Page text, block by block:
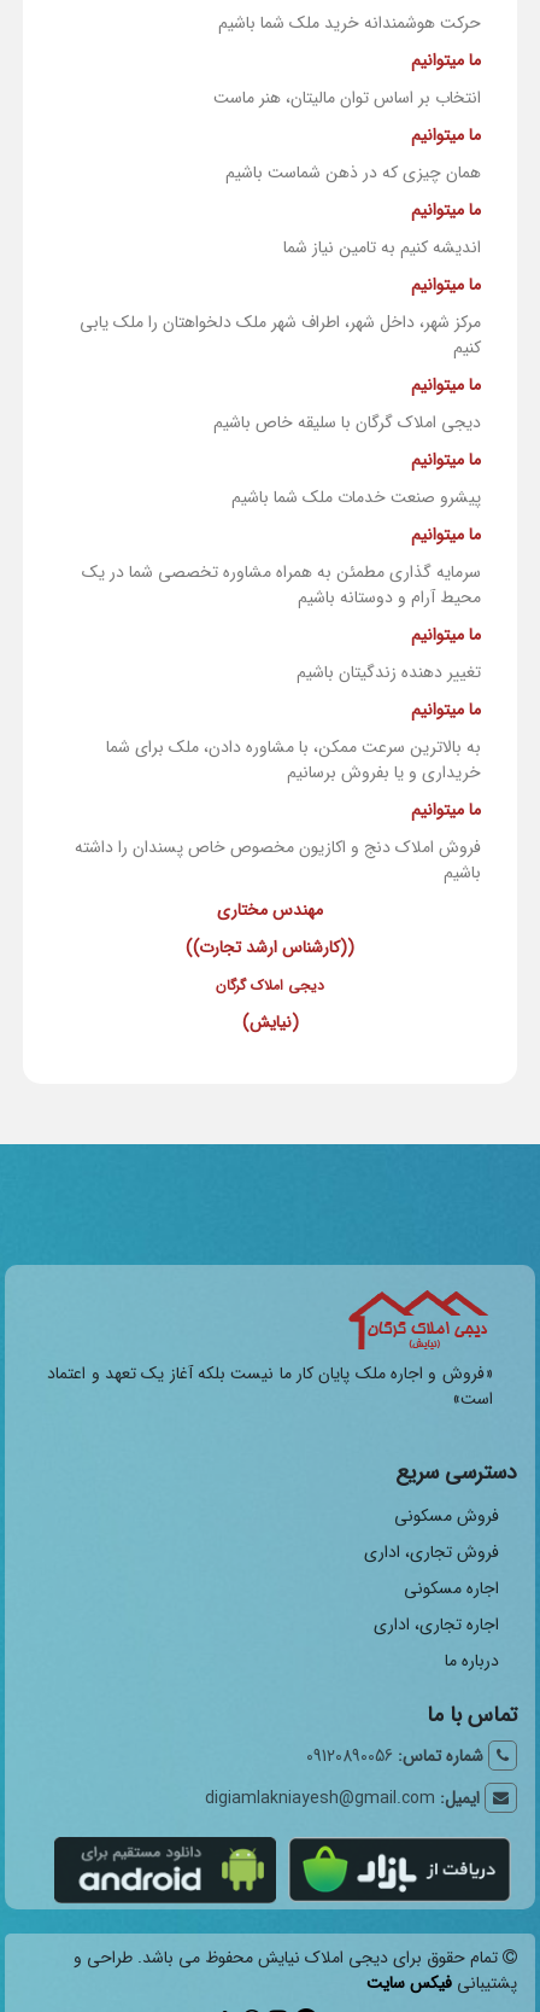
حرکت هوشمندانه خرید ملک شما باشیم
ما میتوانیم
انتخاب بر اساس توان مالیتان، هنر ماست
ما میتوانیم
همان چیزی که در ذهن شماست باشیم
ما میتوانیم
اندیشه کنیم به تامین نیاز شما
ما میتوانیم
مرکز شهر، داخل شهر، اطراف شهر ملک دلخواهتان را ملک یابی
کنیم
ما میتوانیم
دیجی املاک گرگان با سلیقه خاص باشیم
ما میتوانیم
پیشرو صنعت خدمات ملک شما باشیم
ما میتوانیم
سرمایه گذاری مطمئن به همراه مشاوره تخصصی شما در یک
محیط آرام و دوستانه باشیم
ما میتوانیم
تغییر دهنده زندگیتان باشیم
ما میتوانیم
به بالاترین سرعت ممکن، با مشاوره دادن، ملک برای شما
خریداری و یا بفروش برسانیم
ما میتوانیم
فروش املاک دنج و اکازیون مخصوص خاص پسندان را داشته
باشیم
مهندس مختاری
((کارشناس ارشد تجارت))
دیجی املاک گرگان
(نیایش)
«فروش و اجاره ملک پایان کار ما نیست بلکه آغاز یک تعهد و اعتماد
است»
دسترسی سریع
فروش مسکونی
فروش تجاری، اداری
اجاره مسکونی
اجاره تجاری، اداری
درباره ما
تماس با ما
شماره تماس: 09120890056
ایمیل: digiamlakniayesh@gmail.com
تمام حقوق برای دیجی املاک نیایش محفوظ می باشد. طراحی و
پشتیبانی فیکس سایت